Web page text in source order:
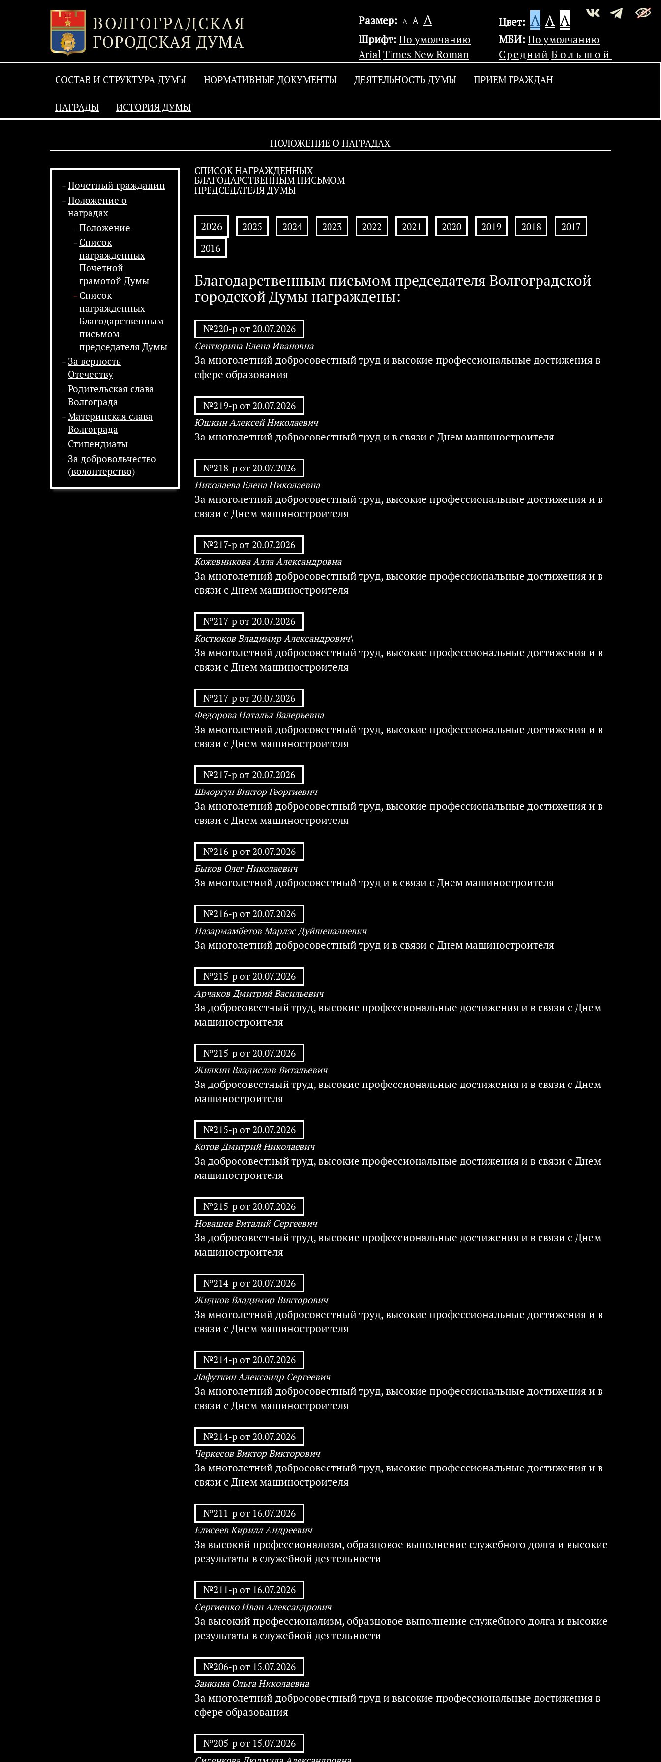
Размер: А А А Цвет: A A A
Шрифт:По умолчанию
ArialTimes New Roman
МБИ:По умолчанию
Средний Большой
СОСТАВ И СТРУКТУРА ДУМЫ НОРМАТИВНЫЕ ДОКУМЕНТЫ ДЕЯТЕЛЬНОСТЬ ДУМЫ ПРИЕМ ГРАЖДАН
НАГРАДЫ ИСТОРИЯ ДУМЫ
ПОЛОЖЕНИЕ О НАГРАДАХ
Почетный гражданин
Положение о
наградах
Положение
Список
награжденных
Почетной
грамотой Думы
Список
награжденных
Благодарственным
письмом
председателя Думы
За верность
Отечеству
Родительская слава
Волгограда
Материнская слава
Волгограда
Стипендиаты
За добровольчество
(волонтерство)
СПИСОК НАГРАЖДЕННЫХ
БЛАГОДАРСТВЕННЫМ ПИСЬМОМ
ПРЕДСЕДАТЕЛЯ ДУМЫ
2026 2025 2024 2023 2022 2021 2020 2019 2018
2017
2016
Благодарственным письмом председателя Волгоградской
городской Думы награждены:
№220-р от 20.07.2026
Сентюрина Елена Ивановна
За многолетний добросовестный труд и высокие профессиональные достижения в
сфере образования
№219-р от 20.07.2026
Юшкин Алексей Николаевич
За многолетний добросовестный труд и в связи с Днем машиностроителя
№218-р от 20.07.2026
Николаева Елена Николаевна
За многолетний добросовестный труд, высокие профессиональные достижения и в
связи с Днем машиностроителя
№217-р от 20.07.2026
Кожевникова Алла Александровна
За многолетний добросовестный труд, высокие профессиональные достижения и в
связи с Днем машиностроителя
№217-р от 20.07.2026
Костюков Владимир Александрович\
За многолетний добросовестный труд, высокие профессиональные достижения и в
связи с Днем машиностроителя
№217-р от 20.07.2026
Федорова Наталья Валерьевна
За многолетний добросовестный труд, высокие профессиональные достижения и в
связи с Днем машиностроителя
№217-р от 20.07.2026
Шморгун Виктор Георгиевич
За многолетний добросовестный труд, высокие профессиональные достижения и в
связи с Днем машиностроителя
№216-р от 20.07.2026
Быков Олег Николаевич
За многолетний добросовестный труд и в связи с Днем машиностроителя
№216-р от 20.07.2026
Назармамбетов Марлэс Дуйшеналиевич
За многолетний добросовестный труд и в связи с Днем машиностроителя
№215-р от 20.07.2026
Арчаков Дмитрий Васильевич
За добросовестный труд, высокие профессиональные достижения и в связи с Днем
машиностроителя
№215-р от 20.07.2026
Жилкин Владислав Витальевич
За добросовестный труд, высокие профессиональные достижения и в связи с Днем
машиностроителя
№215-р от 20.07.2026
Котов Дмитрий Николаевич
За добросовестный труд, высокие профессиональные достижения и в связи с Днем
машиностроителя
№215-р от 20.07.2026
Новашев Виталий Сергеевич
За добросовестный труд, высокие профессиональные достижения и в связи с Днем
машиностроителя
№214-р от 20.07.2026
Жидков Владимир Викторович
За многолетний добросовестный труд, высокие профессиональные достижения и в
связи с Днем машиностроителя
№214-р от 20.07.2026
Лафуткин Александр Сергеевич
За многолетний добросовестный труд, высокие профессиональные достижения и в
связи с Днем машиностроителя
№214-р от 20.07.2026
Черкесов Виктор Викторович
За многолетний добросовестный труд, высокие профессиональные достижения и в
связи с Днем машиностроителя
№211-р от 16.07.2026
Елисеев Кирилл Андреевич
За высокий профессионализм, образцовое выполнение служебного долга и высокие
результаты в служебной деятельности
№211-р от 16.07.2026
Сергиенко Иван Александрович
За высокий профессионализм, образцовое выполнение служебного долга и высокие
результаты в служебной деятельности
№206-р от 15.07.2026
Заикина Ольга Николаевна
За многолетний добросовестный труд и высокие профессиональные достижения в
сфере образования
№205-р от 15.07.2026